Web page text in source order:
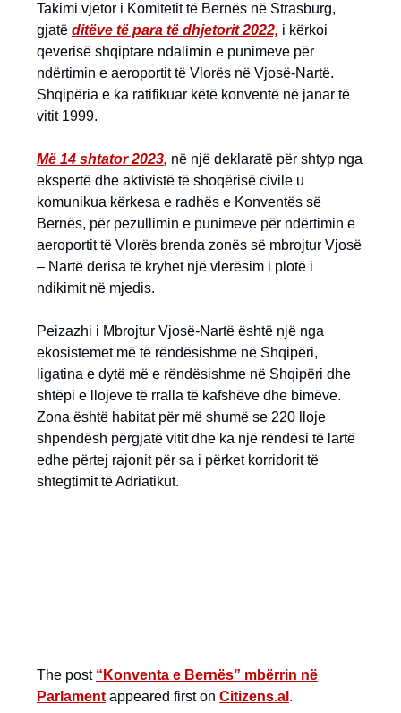
Takimi vjetor i Komitetit të Bernës në Strasburg,
gjatë ditëve të para të dhjetorit 2022, i kërkoi
qeverisë shqiptare ndalimin e punimeve për
ndërtimin e aeroportit të Vlorës në Vjosë-Nartë.
Shqipëria e ka ratifikuar këtë konventë në janar të
vitit 1999.
Më 14 shtator 2023, në një deklaratë për shtyp nga
ekspertë dhe aktivistë të shoqërisë civile u
komunikua kërkesa e radhës e Konventës së
Bernës, për pezullimin e punimeve për ndërtimin e
aeroportit të Vlorës brenda zonës së mbrojtur Vjosë
– Nartë derisa të kryhet një vlerësim i plotë i
ndikimit në mjedis.
Peizazhi i Mbrojtur Vjosë-Nartë është një nga
ekosistemet më të rëndësishme në Shqipëri,
ligatina e dytë më e rëndësishme në Shqipëri dhe
shtëpi e llojeve të rralla të kafshëve dhe bimëve.
Zona është habitat për më shumë se 220 lloje
shpendësh përgjatë vitit dhe ka një rëndësi të lartë
edhe përtej rajonit për sa i përket korridorit të
shtegtimit të Adriatikut.
The post “Konventa e Bernës” mbërrin në
Parlament appeared first on Citizens.al .